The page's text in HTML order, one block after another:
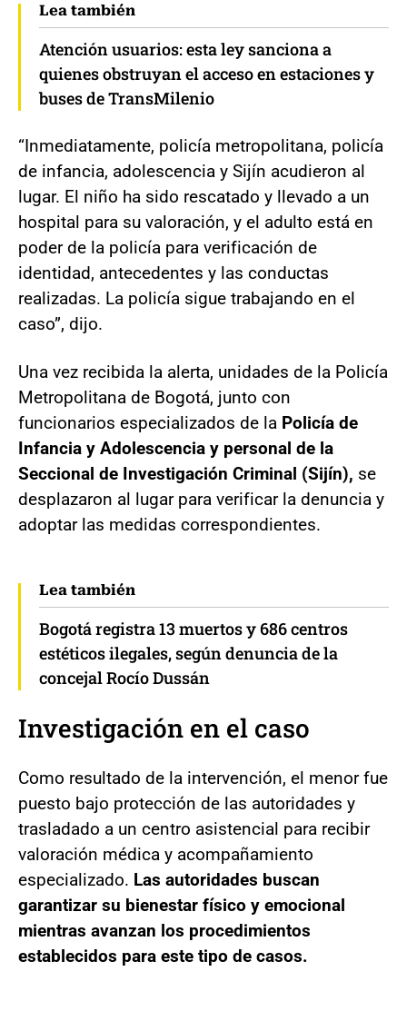
Lea también
Atención usuarios: esta ley sanciona a
quienes obstruyan el acceso en estaciones y
buses de TransMilenio
“Inmediatamente, policía metropolitana, policía
de infancia, adolescencia y Sijín acudieron al
lugar. El niño ha sido rescatado y llevado a un
hospital para su valoración, y el adulto está en
poder de la policía para verificación de
identidad, antecedentes y las conductas
realizadas. La policía sigue trabajando en el
caso”, dijo.
Una vez recibida la alerta, unidades de la Policía
Metropolitana de Bogotá, junto con
funcionarios especializados de la Policía de
Infancia y Adolescencia y personal de la
Seccional de Investigación Criminal (Sijín), se
desplazaron al lugar para verificar la denuncia y
adoptar las medidas correspondientes.
Lea también
Bogotá registra 13 muertos y 686 centros
estéticos ilegales, según denuncia de la
concejal Rocío Dussán
Investigación en el caso
Como resultado de la intervención, el menor fue
puesto bajo protección de las autoridades y
trasladado a un centro asistencial para recibir
valoración médica y acompañamiento
especializado. Las autoridades buscan
garantizar su bienestar físico y emocional
mientras avanzan los procedimientos
establecidos para este tipo de casos.